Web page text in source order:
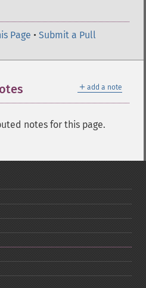
Page • Submit a Pull
＋ add a note
notes for this page.